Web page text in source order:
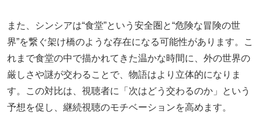
また、シンシアは“食堂”という安全圏と“危険な冒険の世
界”を繋ぐ架け橋のような存在になる可能性があります。こ
れまで食堂の中で描かれてきた温かな時間に、外の世界の
厳しさや謎が交わることで、物語はより立体的になりま
す。この対比は、視聴者に「次はどう交わるのか」という
予想を促し、継続視聴のモチベーションを高めます。